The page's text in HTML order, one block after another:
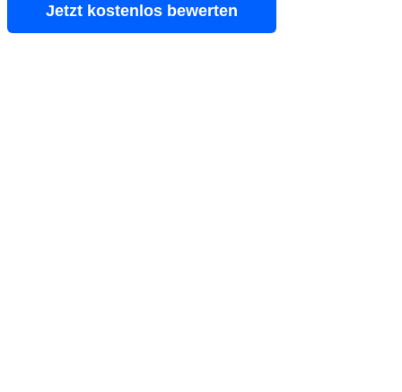
Jetzt kostenlos bewerten